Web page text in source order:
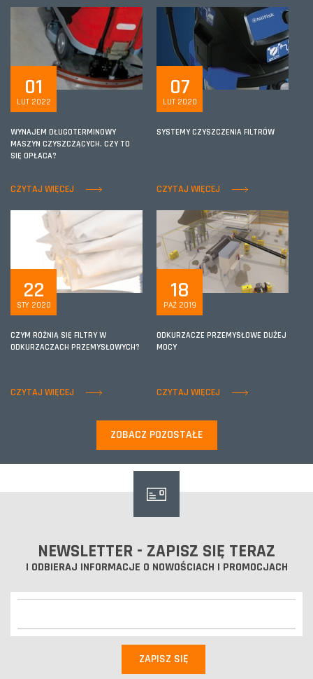
01
LUT 2022
WYNAJEM DŁUGOTERMINOWY
MASZYN CZYSZCZĄCYCH. CZY TO
SIĘ OPŁACA?
CZYTAJ WIĘCEJ
07
LUT 2020
SYSTEMY CZYSZCZENIA FILTRÓW
CZYTAJ WIĘCEJ
22
STY 2020
CZYM RÓŻNIĄ SIĘ FILTRY W
ODKURZACZACH PRZEMYSŁOWYCH?
CZYTAJ WIĘCEJ
18
PAŹ 2019
ODKURZACZE PRZEMYSŁOWE DUŻEJ
MOCY
CZYTAJ WIĘCEJ
ZOBACZ POZOSTAŁE
NEWSLETTER - ZAPISZ SIĘ TERAZ
I ODBIERAJ INFORMACJE O NOWOŚCIACH I PROMOCJACH